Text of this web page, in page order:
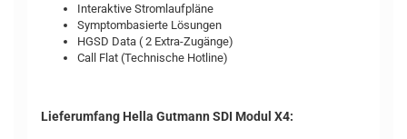
Interaktive Stromlaufpläne
Symptombasierte Lösungen
HGSD Data ( 2 Extra-Zugänge)
Call Flat (Technische Hotline)
Lieferumfang Hella Gutmann SDI Modul X4: